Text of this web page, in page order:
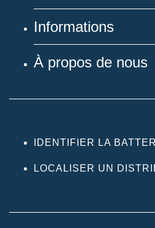
Informations
À propos de nous
IDENTIFIER LA
LOCALISER UN